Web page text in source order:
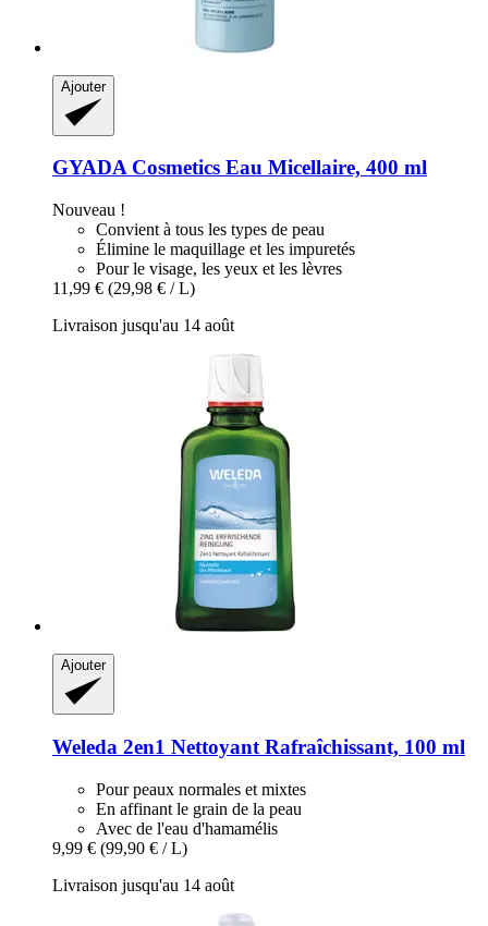
Ajouter
GYADA Cosmetics Eau Micellaire, 400 ml
Nouveau !
Convient à tous les types de peau
Élimine le maquillage et les impuretés
Pour le visage, les yeux et les lèvres
11,99 € (29,98 € / L)
Livraison jusqu'au 14 août
Ajouter
Weleda 2en1 Nettoyant Rafraîchissant, 100 ml
Pour peaux normales et mixtes
En affinant le grain de la peau
Avec de l'eau d'hamamélis
9,99 € (99,90 € / L)
Livraison jusqu'au 14 août